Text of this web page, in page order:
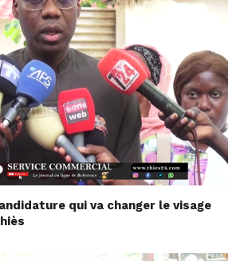
qui va changer le visage